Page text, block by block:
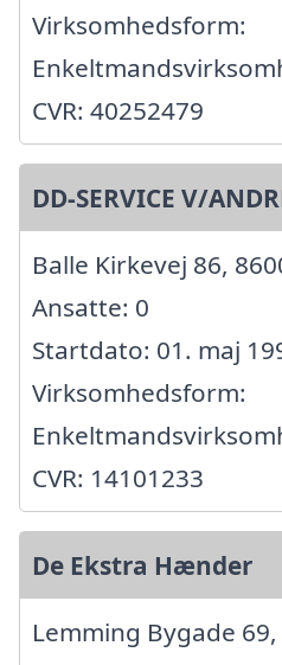
Virksomhedsform:
CVR: 40252479
DD-SERVICE V/
Balle Kirkevej 86,
Ansatte: 0
Startdato: 01. maj
Virksomhedsform:
CVR: 14101233
De Ekstra Hænder
Lemming Bygade